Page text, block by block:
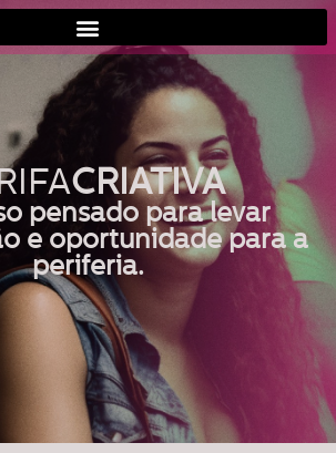
CRIATIVA
pensado para levar
e oportunidade para a
periferia.